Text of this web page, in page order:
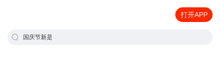
打开APP
国庆节新是